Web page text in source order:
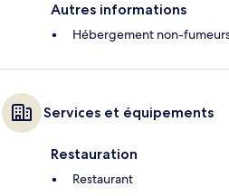
Autres informations
Hébergement non-
Services et équipements
Restauration
Restaurant